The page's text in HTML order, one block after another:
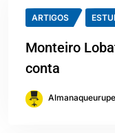
ARTIGOS
Monteiro
conta